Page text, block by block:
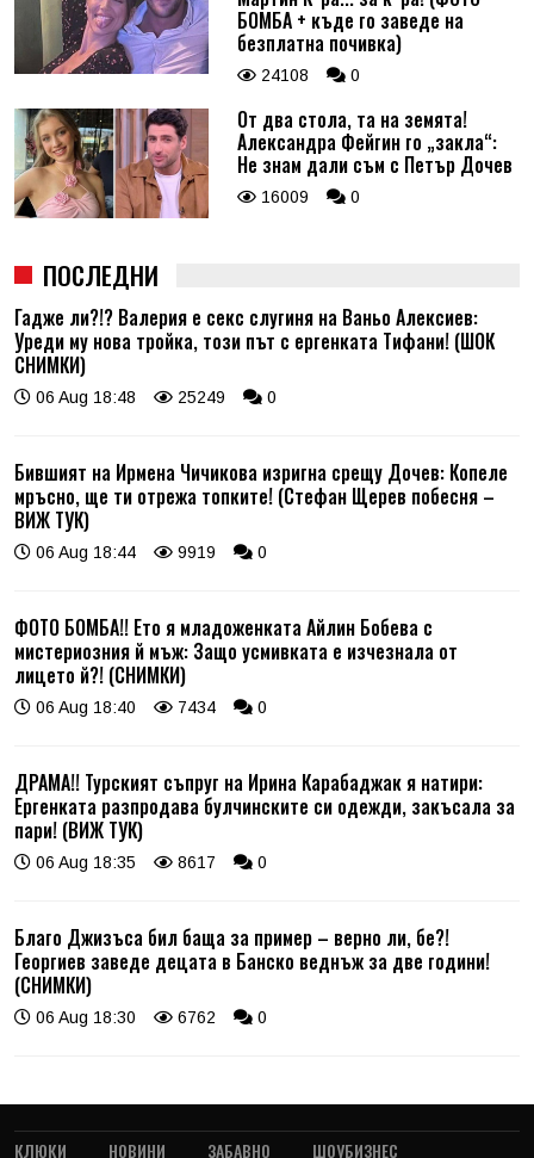
БОМБА + къде го заведе на
безплатна почивка)
24108 0
От два стола, та на земята!
Александра Фейгин го „закла“:
Не знам дали съм с Петър Дочев
16009 0
ПОСЛЕДНИ
Гадже ли?!? Валерия е секс слугиня на Ваньо Алексиев:
Уреди му нова тройка, този път с ергенката Тифани! (ШОК
СНИМКИ)
06 Aug 18:48 25249 0
Бившият на Ирмена Чичикова изригна срещу Дочев: Копеле
мръсно, ще ти отрежа топките! (Стефан Щерев побесня –
ВИЖ ТУК)
06 Aug 18:44 9919 0
ФОТО БОМБА!! Ето я младоженката Айлин Бобева с
мистериозния й мъж: Защо усмивката е изчезнала от
лицето й?! (СНИМКИ)
06 Aug 18:40 7434 0
ДРАМА!! Турският съпруг на Ирина Карабаджак я натири:
Ергенката разпродава булчинските си одежди, закъсала за
пари! (ВИЖ ТУК)
06 Aug 18:35 8617 0
Благо Джизъса бил баща за пример – верно ли, бе?!
Георгиев заведе децата в Банско веднъж за две години!
(СНИМКИ)
06 Aug 18:30 6762 0
КЛЮКИ НОВИНИ ЗАБАВНО ШОУБИЗНЕС